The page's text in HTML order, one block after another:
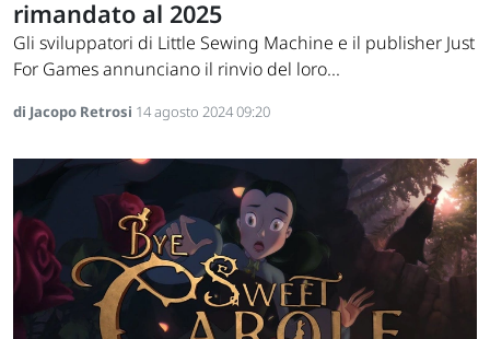
rimandato al 2025
Gli sviluppatori di Little Sewing Machine e il publisher Just
For Games annunciano il rinvio del loro...
di Jacopo Retrosi 14 agosto 2024 09:20